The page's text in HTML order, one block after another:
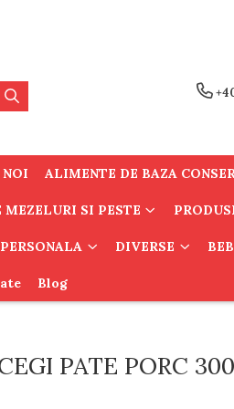
NOI ALIMENTE DE BAZA
MEZELURI SI PESTE
DIVERSE
Blog
PATE PORC